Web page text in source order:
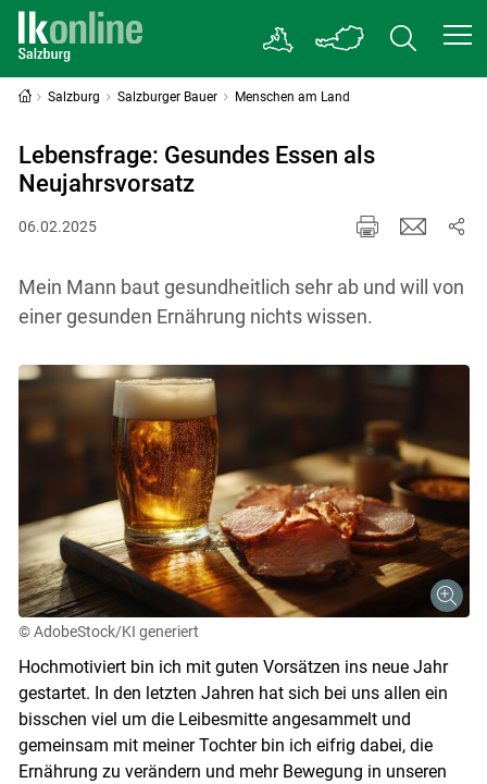
Salzburg Salzburger Bauer Menschen am Land
Lebensfrage: Gesundes Essen als
Neujahrsvorsatz
06.02.2025
Mein Mann baut gesundheitlich sehr ab und will von
einer gesunden Ernährung nichts wissen.
© AdobeStock/KI generiert
Hochmotiviert bin ich mit guten Vorsätzen ins neue Jahr
gestartet. In den letzten Jahren hat sich bei uns allen ein
bisschen viel um die Leibesmitte angesammelt und
gemeinsam mit meiner Tochter bin ich eifrig dabei, die
Ernährung zu verändern und mehr Bewegung in unseren